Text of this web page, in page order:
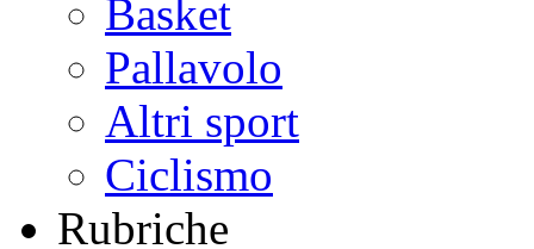
Basket
Pallavolo
Altri sport
Ciclismo
Rubriche